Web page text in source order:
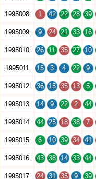
1995008 1 42 22 28 39
1995009 9 24 21 33 16
1995010 26 11 35 27 10
1995011 15 3 4 22 9
1995012 36 15 35 13 5
1995013 14 9 22 2 44
1995014 44 25 18 38 7
1995015 6 10 39 34 41
1995016 43 38 14 33 44
1995017 24 31 35 9 39